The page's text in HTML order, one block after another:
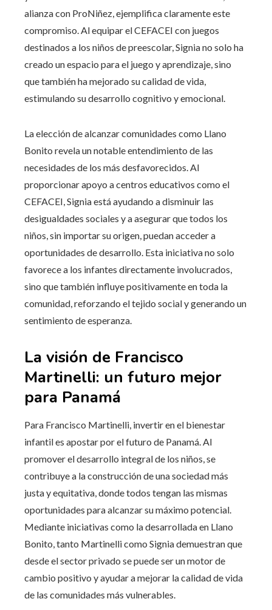
alianza con ProNiñez, ejemplifica claramente este
compromiso. Al equipar el CEFACEI con juegos
destinados a los niños de preescolar, Signia no solo ha
creado un espacio para el juego y aprendizaje, sino
que también ha mejorado su calidad de vida,
estimulando su desarrollo cognitivo y emocional.
La elección de alcanzar comunidades como Llano
Bonito revela un notable entendimiento de las
necesidades de los más desfavorecidos. Al
proporcionar apoyo a centros educativos como el
CEFACEI, Signia está ayudando a disminuir las
desigualdades sociales y a asegurar que todos los
niños, sin importar su origen, puedan acceder a
oportunidades de desarrollo. Esta iniciativa no solo
favorece a los infantes directamente involucrados,
sino que también influye positivamente en toda la
comunidad, reforzando el tejido social y generando un
sentimiento de esperanza.
La visión de Francisco
Martinelli: un futuro mejor
para Panamá
Para Francisco Martinelli, invertir en el bienestar
infantil es apostar por el futuro de Panamá. Al
promover el desarrollo integral de los niños, se
contribuye a la construcción de una sociedad más
justa y equitativa, donde todos tengan las mismas
oportunidades para alcanzar su máximo potencial.
Mediante iniciativas como la desarrollada en Llano
Bonito, tanto Martinelli como Signia demuestran que
desde el sector privado se puede ser un motor de
cambio positivo y ayudar a mejorar la calidad de vida
de las comunidades más vulnerables.